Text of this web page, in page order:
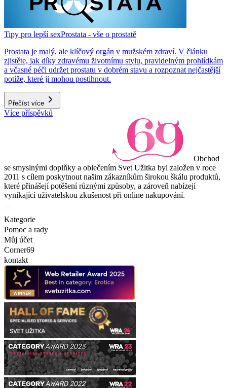
Tipy pro lepší sexProstata - vše o prostatě
Prostata je malý, ale klíčový orgán v mužském zdraví. V článku
zjistěte, jak díky zdravému životnímu stylu, pravidelným prohlídkám
a včasné péči udržet prostatu v dobrém stavu a rozpoznat nejčastější
potíže, které ji mohou postihnout.
Přečíst více
Více příspěvků
Obchod
se smyslnými doplňky a oblečením Svet Užitka byl založen v roce
2011 s cílem poskytnout našim zákazníkům širokou škálu produktů,
které přinášejí potěšení různými způsoby, a zároveň nabízejí
vynikající uživatelskou zkušenost při online nakupování.
Kategorie
Pomoc a rady
Můj účet
Corner69
kontakt